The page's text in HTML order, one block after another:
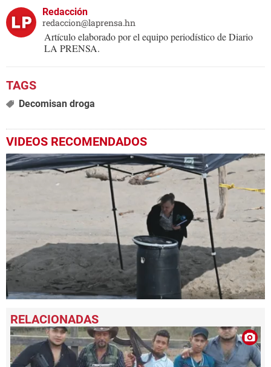
Redacción
redaccion@laprensa.hn
Artículo elaborado por el equipo periodístico de Diario
LA PRENSA.
Decomisan droga
VIDEOS RECOMENDADOS
seconds
of
48
seconds